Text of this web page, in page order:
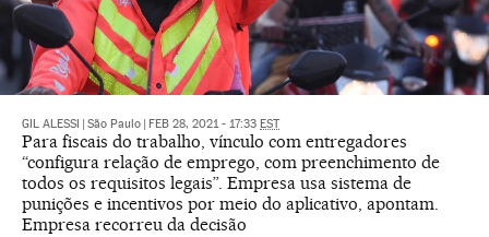
GIL ALESSI São Paulo FEB 28, 2021 - 17:33 EST
Para fiscais do trabalho, vínculo com entregadores
“configura relação de emprego, com preenchimento de
todos os requisitos legais”. Empresa usa sistema de
punições e incentivos por meio do aplicativo, apontam.
Empresa recorreu da decisão